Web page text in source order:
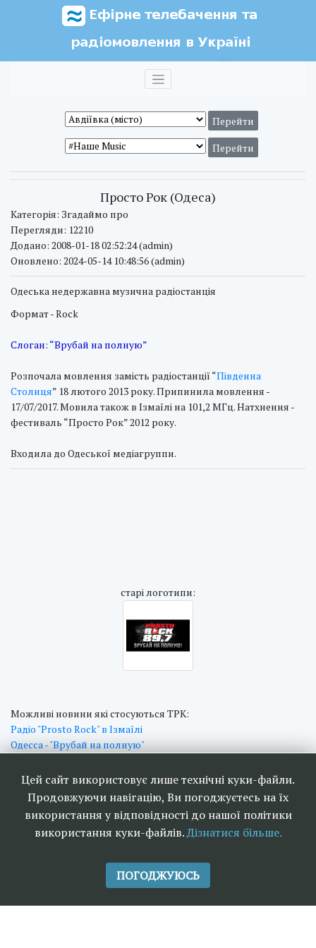
Просто Рок (Одеса)
Категорія: Згадаймо про
Перегляди: 12210
Додано: 2008-01-18 02:52:24 (admin)
Оновлено: 2024-05-14 10:48:56 (admin)
Одеська недержавна музична радіостанція
Формат - Rock
Слоган: “Врубай на полную”
Розпочала мовлення замість радіостанції “Південна
Столиця” 18 лютого 2013 року. Припинила мовлення -
17/07/2017. Мовила також в Ізмаїлі на 101,2 МГц. Натхнення -
фестиваль “Просто Рок” 2012 року.
Входила до Одеської медіагруппи.
cтарі логотипи:
Можливі новини які стосуються ТРК:
Радіо "Prosto Rock" в Ізмаїлі
Одесса - "Врубай на полную"
Цей сайт використовує лише технічні куки-файли.
Продовжуючи навігацію, Ви погоджуєтесь на їх
використання у відповідності до нашої політики
використання куки-файлів.Дізнатися більше.
ПОГОДЖУЮСЬ
Наші друзі та партнери: